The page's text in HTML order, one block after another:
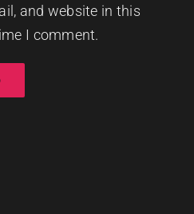
and website in this
I comment.